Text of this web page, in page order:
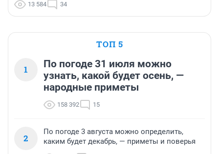
13 584 34
ТОП 5
1
По погоде 31 июля можно
узнать, какой будет осень, —
народные приметы
158 392 15
2
По погоде 3 августа можно определить,
каким будет декабрь, — приметы и поверья